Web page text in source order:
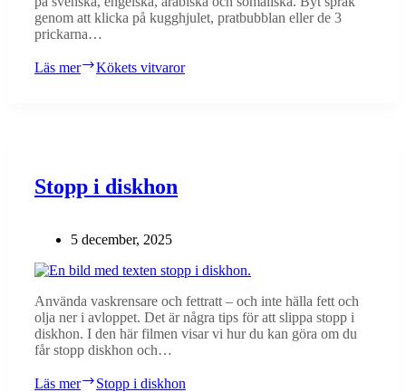
genom att klicka på kugghjulet, pratbubblan eller de 3
prickarna…
Läs mer Kökets vitvaror
Stopp i diskhon
5 december, 2025
Använda vaskrensare och fettratt – och inte hälla fett och
olja ner i avloppet. Det är några tips för att slippa stopp i
diskhon. I den här filmen visar vi hur du kan göra om du
får stopp diskhon och…
Läs mer Stopp i diskhon